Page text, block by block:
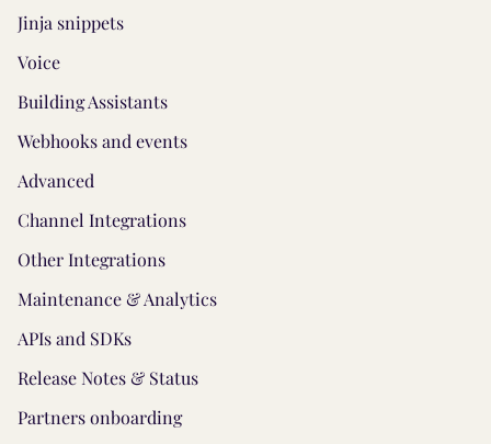
Jinja snippets
Voice
Building Assistants
Webhooks and events
Advanced
Channel Integrations
Other Integrations
Maintenance & Analytics
APIs and SDKs
Release Notes & Status
Partners onboarding